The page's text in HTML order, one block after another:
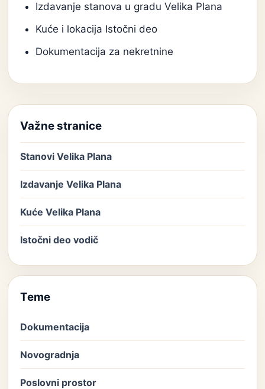
Izdavanje stanova u gradu Velika Plana
Kuće i lokacija Istočni deo
Dokumentacija za nekretnine
Važne stranice
Stanovi Velika Plana
Izdavanje Velika Plana
Kuće Velika Plana
Istočni deo vodič
Teme
Dokumentacija
Novogradnja
Poslovni prostor